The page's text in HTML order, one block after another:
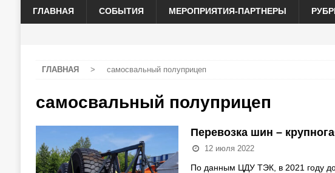
ГЛАВНАЯ СОБЫТИЯ МЕРОПРИЯТИЯ-ПАРТНЕРЫ
ГЛАВНАЯ > самосвальный полуприцеп
самосвальный полуприцеп
Перевозка шин –
12 июля 2022
По данным ЦДУ ТЭК, в 2021 году